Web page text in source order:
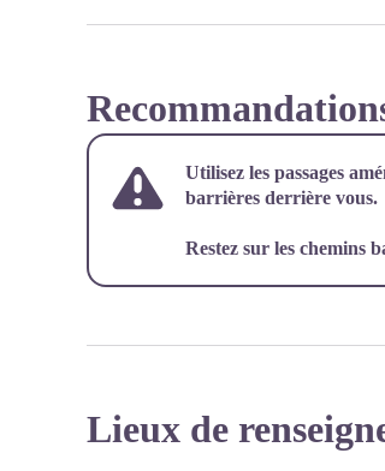
Utilisez les passages
barrières derrière vous.
Restez sur les chemins
Lieux de